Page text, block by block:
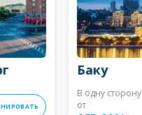
Баку
В одну сторону
от